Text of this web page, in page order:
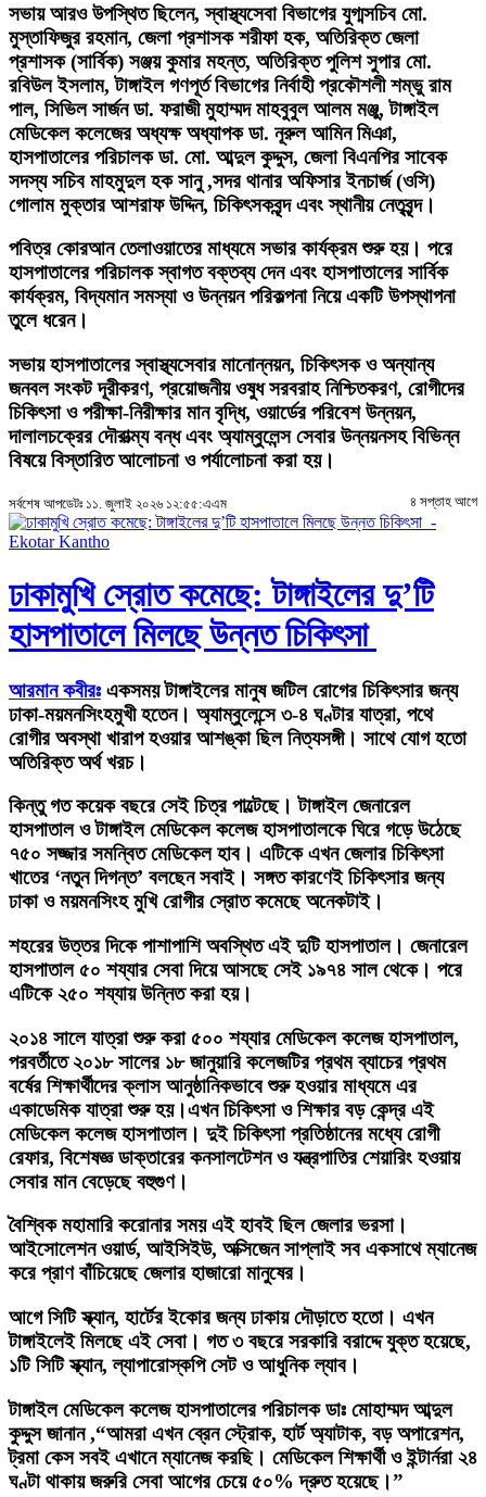
সভায় আরও উপস্থিত ছিলেন, স্বাস্থ্যসেবা বিভাগের যুগ্মসচিব মো.
মুস্তাফিজুর রহমান, জেলা প্রশাসক শরীফা হক, অতিরিক্ত জেলা
প্রশাসক (সার্বিক) সঞ্জয় কুমার মহন্ত, অতিরিক্ত পুলিশ সুপার মো.
রবিউল ইসলাম, টাঙ্গাইল গণপূর্ত বিভাগের নির্বাহী প্রকৌশলী শম্ভু রাম
পাল, সিভিল সার্জন ডা. ফরাজী মুহাম্মদ মাহবুবুল আলম মঞ্জু, টাঙ্গাইল
মেডিকেল কলেজের অধ্যক্ষ অধ্যাপক ডা. নূরুল আমিন মিঞা,
হাসপাতালের পরিচালক ডা. মো. আব্দুল কুদ্দুস, জেলা বিএনপির সাবেক
সদস্য সচিব মাহমুদুল হক সানু ,সদর থানার অফিসার ইনচার্জ (ওসি)
গোলাম মুক্তার আশরাফ উদ্দিন, চিকিৎসকবৃন্দ এবং স্থানীয় নেতৃবৃন্দ।
পবিত্র কোরআন তেলাওয়াতের মাধ্যমে সভার কার্যক্রম শুরু হয়। পরে
হাসপাতালের পরিচালক স্বাগত বক্তব্য দেন এবং হাসপাতালের সার্বিক
কার্যক্রম, বিদ্যমান সমস্যা ও উন্নয়ন পরিকল্পনা নিয়ে একটি উপস্থাপনা
তুলে ধরেন।
সভায় হাসপাতালের স্বাস্থ্যসেবার মানোন্নয়ন, চিকিৎসক ও অন্যান্য
জনবল সংকট দূরীকরণ, প্রয়োজনীয় ওষুধ সরবরাহ নিশ্চিতকরণ, রোগীদের
চিকিৎসা ও পরীক্ষা-নিরীক্ষার মান বৃদ্ধি, ওয়ার্ডের পরিবেশ উন্নয়ন,
দালালচক্রের দৌরাত্ম্য বন্ধ এবং অ্যাম্বুলেন্স সেবার উন্নয়নসহ বিভিন্ন
বিষয়ে বিস্তারিত আলোচনা ও পর্যালোচনা করা হয়।
সর্বশেষ আপডেটঃ ১১. জুলাই ২০২৬ ১২:৫৫:এএম ৪ সপ্তাহ আগে
ঢাকামুখি স্রোত কমেছে: টাঙ্গাইলের দু’টি
হাসপাতালে মিলছে উন্নত চিকিৎসা
আরমান কবীরঃ একসময় টাঙ্গাইলের মানুষ জটিল রোগের চিকিৎসার জন্য
ঢাকা-ময়মনসিংহমুখী হতেন। অ্যাম্বুলেন্সে ৩-৪ ঘণ্টার যাত্রা, পথে
রোগীর অবস্থা খারাপ হওয়ার আশঙ্কা ছিল নিত্যসঙ্গী। সাথে যোগ হতো
অতিরিক্ত অর্থ খরচ।
কিন্তু গত কয়েক বছরে সেই চিত্র পাল্টেছে। টাঙ্গাইল জেনারেল
হাসপাতাল ও টাঙ্গাইল মেডিকেল কলেজ হাসপাতালকে ঘিরে গড়ে উঠেছে
৭৫০ সজ্জার সমন্বিত মেডিকেল হাব। এটিকে এখন জেলার চিকিৎসা
খাতের ‘নতুন দিগন্ত’ বলছেন সবাই। সঙ্গত কারণেই চিকিৎসার জন্য
ঢাকা ও ময়মনসিংহ মুখি রোগীর স্রোত কমেছে অনেকটাই।
শহরের উত্তর দিকে পাশাপাশি অবস্থিত এই দুটি হাসপাতাল। জেনারেল
হাসপাতাল ৫০ শয্যার সেবা দিয়ে আসছে সেই ১৯৭৪ সাল থেকে। পরে
এটিকে ২৫০ শয্যায় উন্নিত করা হয়।
২০১৪ সালে যাত্রা শুরু করা ৫০০ শয্যার মেডিকেল কলেজ হাসপাতাল,
পরবর্তীতে ২০১৮ সালের ১৮ জানুয়ারি কলেজটির প্রথম ব্যাচের প্রথম
বর্ষের শিক্ষার্থীদের ক্লাস আনুষ্ঠানিকভাবে শুরু হওয়ার মাধ্যমে এর
একাডেমিক যাত্রা শুরু হয়।এখন চিকিৎসা ও শিক্ষার বড় কেন্দ্র এই
মেডিকেল কলেজ হাসপাতাল। দুই চিকিৎসা প্রতিষ্ঠানের মধ্যে রোগী
রেফার, বিশেষজ্ঞ ডাক্তারের কনসালটেশন ও যন্ত্রপাতির শেয়ারিং হওয়ায়
সেবার মান বেড়েছে বহুগুণ।
বৈশ্বিক মহামারি করোনার সময় এই হাবই ছিল জেলার ভরসা।
আইসোলেশন ওয়ার্ড, আইসিইউ, অক্সিজেন সাপ্লাই সব একসাথে ম্যানেজ
করে প্রাণ বাঁচিয়েছে জেলার হাজারো মানুষের।
আগে সিটি স্ক্যান, হার্টের ইকোর জন্য ঢাকায় দৌড়াতে হতো। এখন
টাঙ্গাইলেই মিলছে এই সেবা। গত ৩ বছরে সরকারি বরাদ্দে যুক্ত হয়েছে,
১টি সিটি স্ক্যান, ল্যাপারোস্কপি সেট ও আধুনিক ল্যাব।
টাঙ্গাইল মেডিকেল কলেজ হাসপাতালের পরিচালক ডাঃ মোহাম্মদ আব্দুল
কুদ্দুস জানান ,“আমরা এখন ব্রেন স্ট্রোক, হার্ট অ্যাটাক, বড় অপারেশন,
ট্রমা কেস সবই এখানে ম্যানেজ করছি। মেডিকেল শিক্ষার্থী ও ইন্টার্নরা ২৪
ঘণ্টা থাকায় জরুরি সেবা আগের চেয়ে ৫০% দ্রুত হয়েছে।”